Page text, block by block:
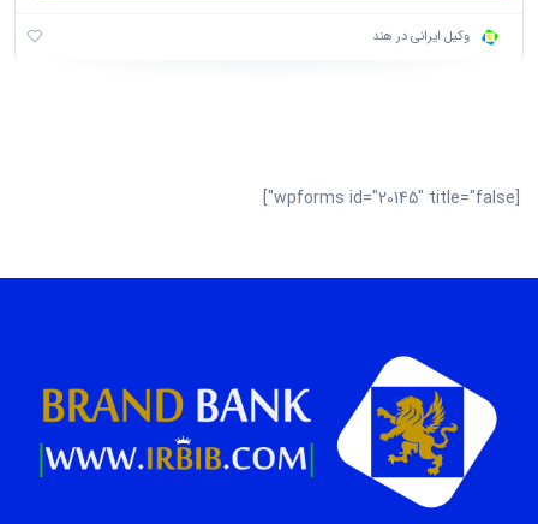
وکیل ایرانی در هند
[wpforms id="20145" title="false"]